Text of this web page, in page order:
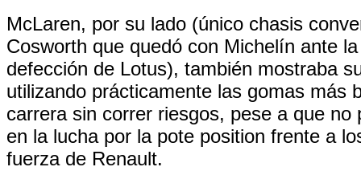
McLaren, por su lado (único chasis
Cosworth que quedó con Michelín ante
defección de Lotus), también mostraba
utilizando prácticamente las gomas más
carrera sin correr riesgos, pese a que no
en la lucha por la pote position frente a
fuerza de Renault.